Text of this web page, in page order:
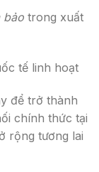
bảo trong xuất
tế linh hoạt
để trở thành
chính thức tại
rộng tương lai